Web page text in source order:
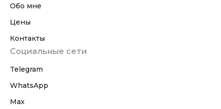
Обо мне
Цены
Контакты
Социальные сети
Telegram
WhatsApp
Max